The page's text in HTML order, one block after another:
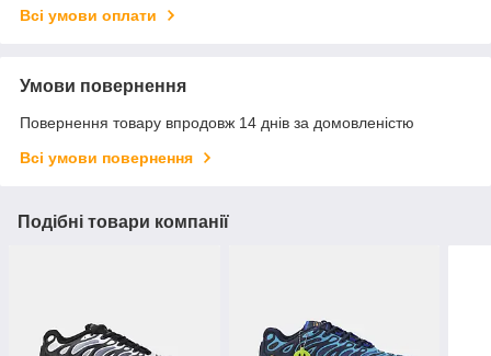
Всі умови оплати
Умови повернення
Повернення товару впродовж 14 днів за домовленістю
Всі умови повернення
Подібні товари компанії